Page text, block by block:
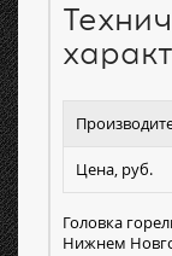
Цена, руб.
Головка
Нижнем